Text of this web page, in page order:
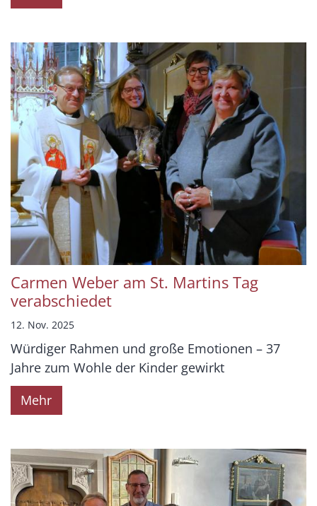
Carmen Weber am St. Martins Tag
verabschiedet
12. Nov. 2025
Würdiger Rahmen und große Emotionen – 37
Jahre zum Wohle der Kinder gewirkt
Mehr